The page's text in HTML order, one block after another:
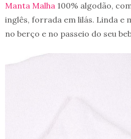
Manta Malha 100% algodão,
inglês, forrada em lilás. Linda e
no berço e no passeio do seu